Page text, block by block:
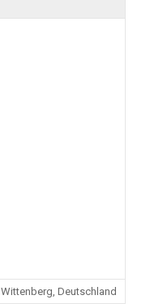
Deutschland